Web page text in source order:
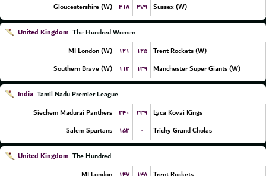
Gloucestershire (W) ۳۱۸ ۲۷۹ Sussex (W)
United Kingdom The Hundred Women
MI London (W)
۱۲۱ ۱۲۵ Trent Rockets (W)
Southern Brave (W)
۱۱۲ ۱۳۹ Manchester Super Giants (W)
India Tamil Nadu Premier League
Siechem Madurai Panthers ۲۴۰ ۲۳۹
Lyca Kovai Kings
Salem Spartans
۱۵۲ ۰ Trichy Grand Cholas
United Kingdom The Hundred